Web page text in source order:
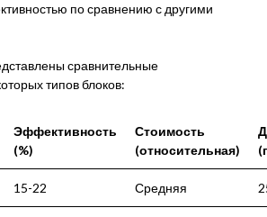
по сравнению с другими
сравнительные
типов блоков:
Эффективность
(%)
Стоимость
(относительная)
15-22 Средняя